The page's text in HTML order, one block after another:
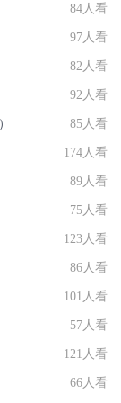
84人看
97人看
82人看
92人看
85人看
174人看
89人看
75人看
123人看
86人看
101人看
57人看
121人看
66人看